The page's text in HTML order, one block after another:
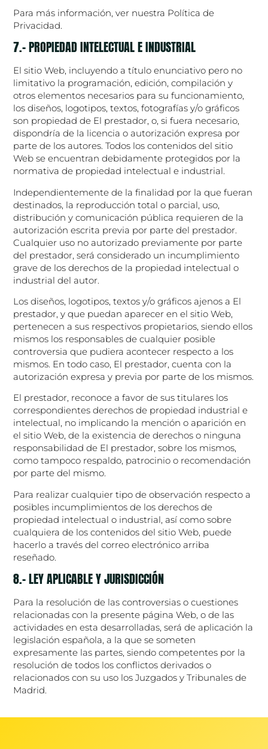
Para más información, ver nuestra Política de
Privacidad.
7.- PROPIEDAD INTELECTUAL E INDUSTRIAL
El sitio Web, incluyendo a título enunciativo pero no
limitativo la programación, edición, compilación y
otros elementos necesarios para su funcionamiento,
los diseños, logotipos, textos, fotografías y/o gráficos
son propiedad de El prestador, o, si fuera necesario,
dispondría de la licencia o autorización expresa por
parte de los autores. Todos los contenidos del sitio
Web se encuentran debidamente protegidos por la
normativa de propiedad intelectual e industrial.
Independientemente de la finalidad por la que fueran
destinados, la reproducción total o parcial, uso,
distribución y comunicación pública requieren de la
autorización escrita previa por parte del prestador.
Cualquier uso no autorizado previamente por parte
del prestador, será considerado un incumplimiento
grave de los derechos de la propiedad intelectual o
industrial del autor.
Los diseños, logotipos, textos y/o gráficos ajenos a El
prestador, y que puedan aparecer en el sitio Web,
pertenecen a sus respectivos propietarios, siendo ellos
mismos los responsables de cualquier posible
controversia que pudiera acontecer respecto a los
mismos. En todo caso, El prestador, cuenta con la
autorización expresa y previa por parte de los mismos.
El prestador, reconoce a favor de sus titulares los
correspondientes derechos de propiedad industrial e
intelectual, no implicando la mención o aparición en
el sitio Web, de la existencia de derechos o ninguna
responsabilidad de El prestador, sobre los mismos,
como tampoco respaldo, patrocinio o recomendación
por parte del mismo.
Para realizar cualquier tipo de observación respecto a
posibles incumplimientos de los derechos de
propiedad intelectual o industrial, así como sobre
cualquiera de los contenidos del sitio Web, puede
hacerlo a través del correo electrónico arriba
reseñado.
8.- LEY APLICABLE Y JURISDICCIÓN
Para la resolución de las controversias o cuestiones
relacionadas con la presente página Web, o de las
actividades en esta desarrolladas, será de aplicación la
legislación española, a la que se someten
expresamente las partes, siendo competentes por la
resolución de todos los conflictos derivados o
relacionados con su uso los Juzgados y Tribunales de
Madrid.